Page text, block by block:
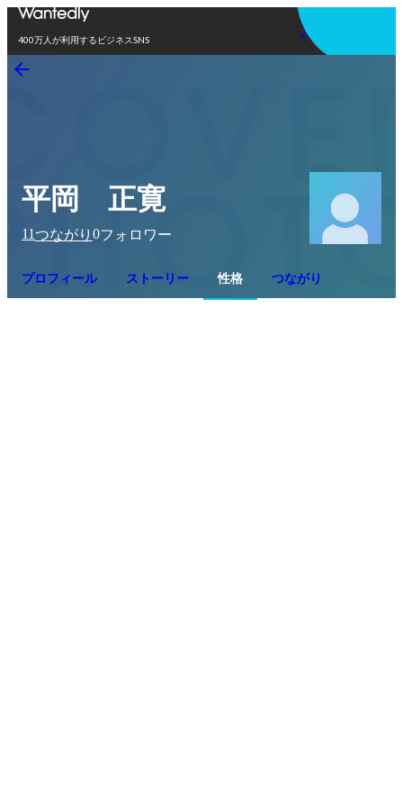
400万人が利用するビジネスSNS
アプリを使う
平岡 正寛
11つながり 0フォロワー
プロフィール ストーリー 性格 つながり